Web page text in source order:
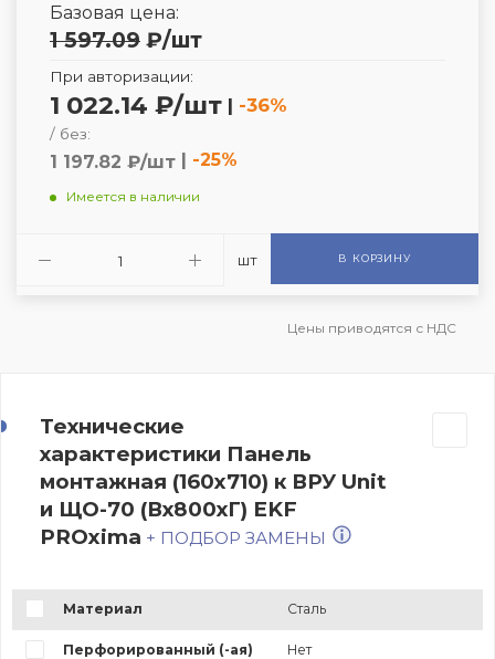
Базовая цена:
1 597.09 ₽/шт
При авторизации:
1 022.14 ₽/шт | -36%
/ без:
1 197.82 ₽/шт | -25%
Имеется в наличии
шт В КОРЗИНУ
Цены приводятся с НДС
Технические
характеристики Панель
монтажная (160x710) к ВРУ Unit
и ЩО-70 (Вх800хГ) EKF
PROxima + ПОДБОР ЗАМЕНЫ
Материал Сталь
Перфорированный (-ая) Нет